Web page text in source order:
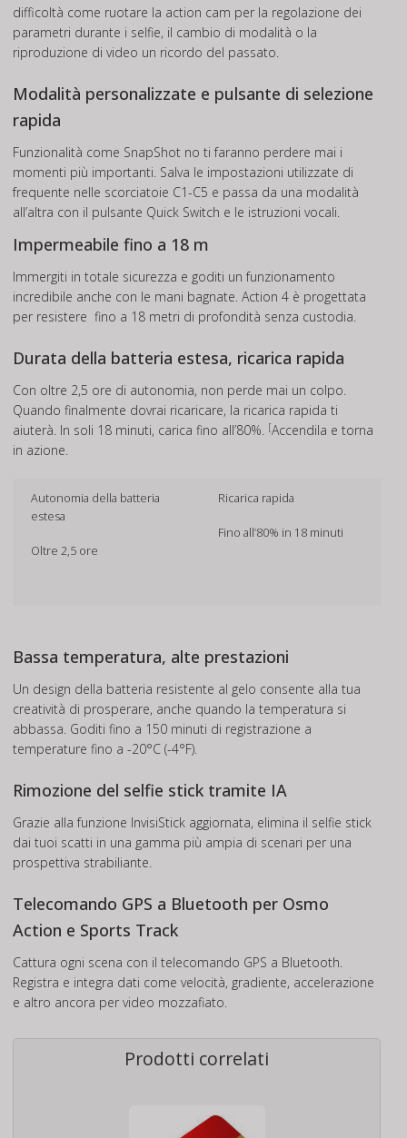
difficoltà come ruotare la action cam per la regolazione dei
parametri durante i selfie, il cambio di modalità o la
riproduzione di video un ricordo del passato.
Modalità personalizzate e pulsante di selezione
rapida
Funzionalità come SnapShot no ti faranno perdere mai i
momenti più importanti. Salva le impostazioni utilizzate di
frequente nelle scorciatoie C1-C5 e passa da una modalità
all’altra con il pulsante Quick Switch e le istruzioni vocali.
Impermeabile fino a 18 m
Immergiti in totale sicurezza e goditi un funzionamento
incredibile anche con le mani bagnate. Action 4 è progettata
per resistere fino a 18 metri di profondità senza custodia.
Durata della batteria estesa, ricarica rapida
Con oltre 2,5 ore di autonomia, non perde mai un colpo.
Quando finalmente dovrai ricaricare, la ricarica rapida ti
aiuterà. In soli 18 minuti, carica fino all’80%. [Accendila e torna
in azione.
Autonomia della batteria
estesa
Oltre 2,5 ore
Ricarica rapida
Fino all’80% in 18 minuti
Bassa temperatura, alte prestazioni
Un design della batteria resistente al gelo consente alla tua
creatività di prosperare, anche quando la temperatura si
abbassa. Goditi fino a 150 minuti di registrazione a
temperature fino a -20°C (-4°F).
Rimozione del selfie stick tramite IA
Grazie alla funzione InvisiStick aggiornata, elimina il selfie stick
dai tuoi scatti in una gamma più ampia di scenari per una
prospettiva strabiliante.
Telecomando GPS a Bluetooth per Osmo
Action e Sports Track
Cattura ogni scena con il telecomando GPS a Bluetooth.
Registra e integra dati come velocità, gradiente, accelerazione
e altro ancora per video mozzafiato.
Prodotti correlati